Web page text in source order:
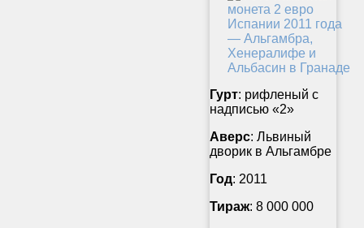
Гурт: рифленый с
надписью «2»
Аверс: Львиный
дворик в Альгамбре
Год: 2011
Тираж: 8 000 000